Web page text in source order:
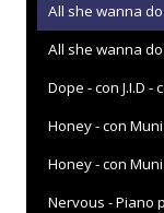
All she wanna
All she wanna
Dope - con J.I.D -
Honey - con
Honey - con
Nervous - Piano